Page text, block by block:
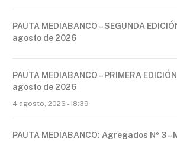
PAUTA MEDIABANCO – SEGUNDA
agosto de 2026
PAUTA MEDIABANCO – PRIMERA
agosto de 2026
4 agosto, 2026 - 18:39
PAUTA MEDIABANCO: Agregados Nº 3